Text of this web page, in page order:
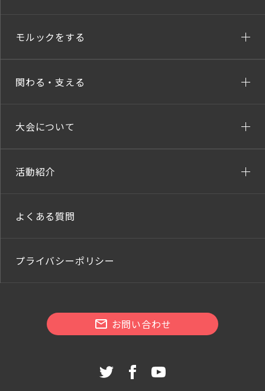
モルックをする
関わる・支える
大会について
活動紹介
よくある質問
プライバシーポリシー
お問い合わせ